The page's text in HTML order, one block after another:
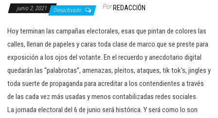
junio 2, 2021 Desactivado Por REDACCIÓN
Hoy terminan las campañas electorales, esas que pintan de colores las
calles, llenan de papeles y caras toda clase de marco que se preste para
exposición a los ojos del votante. En el recuerdo y anecdotario digital
quedarán las “palabrotas”, amenazas, pleitos, ataques, tik tok’s, jingles y
toda suerte de propaganda para acreditar a los contendientes a través
de las cada vez más usadas y menos contabilizadas redes sociales.
La jornada electoral del 6 de junio será histórica. Y será como lo son